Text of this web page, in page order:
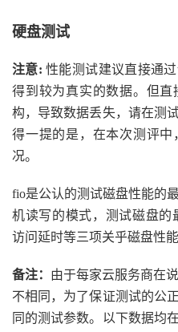
硬盘测试
注意:性能测试建议直接通
得到较为真实的数据。但
构，导致数据丢失，请在测
得一提的是，在本次测评
况。
fio是公认的测试磁盘性能的
机读写的模式，测试磁盘的
访问延时等三项关乎磁盘性能
备注： 由于每家云服务商在
不相同，为了保证测试的公
同的测试参数。以下数据均